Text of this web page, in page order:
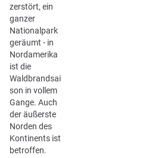
zerstört, ein
ganzer
Nationalpark
geräumt - in
Nordamerika
ist die
Waldbrandsai
son in vollem
Gange. Auch
der äußerste
Norden des
Kontinents ist
betroffen.